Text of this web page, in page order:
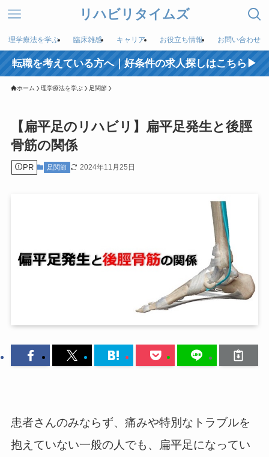
リハビリタイムズ
理学療法を学ぶ 臨床雑感 キャリア お役立ち情報 お問い合わせ
転職を考えている方へ｜好条件の求人探しはこちら▶︎
ホーム 理学療法を学ぶ 足関節
【扁平足のリハビリ】扁平足発生と後脛
骨筋の関係
PR 足関節 2024年11月25日
患者さんのみならず、痛みや特別なトラブルを
抱えていない一般の人でも、扁平足になってい